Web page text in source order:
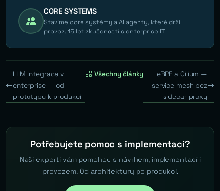
CORE SYSTEMS
Stavíme core systémy a AI agenty, které drží
provoz. 15 let zkušeností s enterprise IT.
LLM integrace v
enterprise — od
prototypu k produkci
Všechny články
eBPF a Cilium —
service mesh bez
sidecar proxy
Potřebujete pomoc s implementací?
Naši experti vám pomohou s návrhem, implementací i
provozem. Od architektury po produkci.